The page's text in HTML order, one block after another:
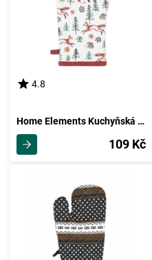
4.8
Home Elements Kuchyňská chňapka s magnetem Lišky, 18 x 32 cm
109 Kč